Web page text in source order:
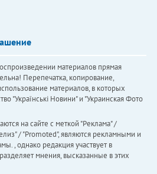
материалов прямая
Перепечатка, копирование,
материалов, в которых
"Українськi Новини" и "Украинская Фото
на сайте с меткой "Реклама" /
/ "Promoted", являются рекламными и
, однако редакция участвует в
мнения, высказанные в этих